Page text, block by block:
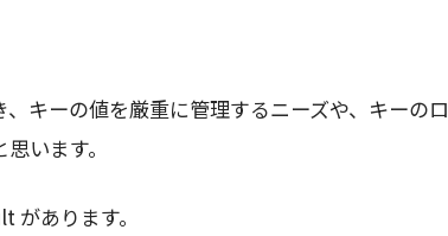
キーの値を厳重に管理するニーズや、キーのロ
います。
があります。